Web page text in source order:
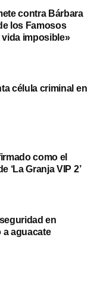
contra Bárbara
los Famosos
vida imposible»
célula criminal en
como el
‘La Granja VIP 2’
en
a aguacate